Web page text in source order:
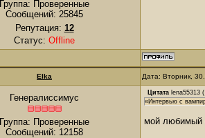
Группа: Проверенные
Сообщений: 25845
Репутация: 12
Статус: Offline
Elka Дата: Вторник,
Генералиссимус
Группа: Проверенные
Сообщений: 12158
Цитата lena55313 (
«Интервью с
мой любимый